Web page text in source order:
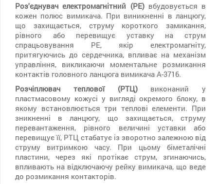
Роз'єднувач електромагнітний (РЕ)вбудовується в
кожен полюс вимикача. При виникненні в ланцюгу,
що захищається, струму короткого замикання,
рівного або перевищує уставку на струм
спрацьовування РЕ, якір електромагніту,
притягуючись до сердечника, впливає на механізм
управління, викликаючи моментальне розмикання
контактів головного ланцюга вимикача А-3716.
Розчіплювач теплової (РТЦ)виконаний у
пластмасовому кожусі у вигляді окремого блоку, в
якому встановлюється три теплові елементи. При
зникненні в ланцюгу, що захищається, струму
перевантаження, рівного величині уставки або
перевищує її, РТЦ стабатує із зворотно залежною від
струму витримкою часу. При цьому біметалічні
пластини, через які протікає струм, згинаючись,
впливають на відключаючу рейку вимикача, що веде
до розмикання контакторів.